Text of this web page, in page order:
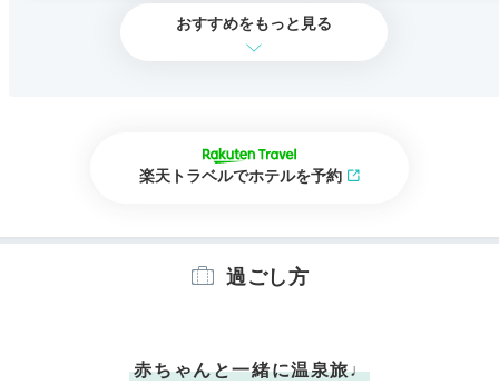
おすすめをもっと見る
楽天トラベルでホテルを予約
過ごし方
赤ちゃんと一緒に温泉旅♩